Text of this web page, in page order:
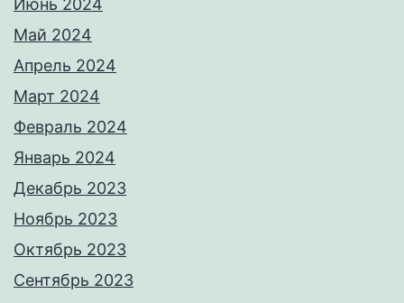
Июнь 2024
Май 2024
Апрель 2024
Март 2024
Февраль 2024
Январь 2024
Декабрь 2023
Ноябрь 2023
Октябрь 2023
Сентябрь 2023